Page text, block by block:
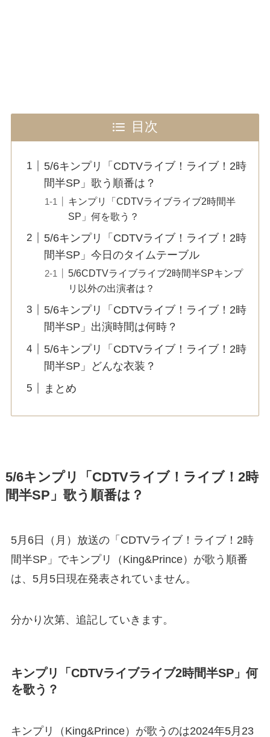
目次
5/6キンプリ「CDTVライブ！ライブ！2時
間半SP」歌う順番は？
キンプリ「CDTVライブライブ2時間半
SP」何を歌う？
5/6キンプリ「CDTVライブ！ライブ！2時
間半SP」今日のタイムテーブル
5/6CDTVライブライブ2時間半SPキンプ
リ以外の出演者は？
5/6キンプリ「CDTVライブ！ライブ！2時
間半SP」出演時間は何時？
5/6キンプリ「CDTVライブ！ライブ！2時
間半SP」どんな衣装？
まとめ
5/6キンプリ「CDTVライブ！ライブ！2時
間半SP」歌う順番は？
5月6日（月）放送の「CDTVライブ！ライブ！2時
間半SP」でキンプリ（King&Prince）が歌う順番
は、5月5日現在発表されていません。
分かり次第、追記していきます。
キンプリ「CDTVライブライブ2時間半SP」何
を歌う？
キンプリ（King&Prince）が歌うのは2024年5月23